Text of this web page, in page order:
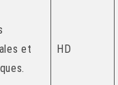
et
HD